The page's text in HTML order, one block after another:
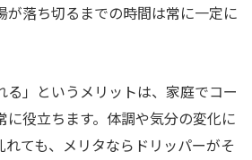
が落ち切るまでの時間は常に一定に
る」というメリットは、家庭でコー
に役立ちます。体調や気分の変化に
れても、メリタならドリッパーがそ